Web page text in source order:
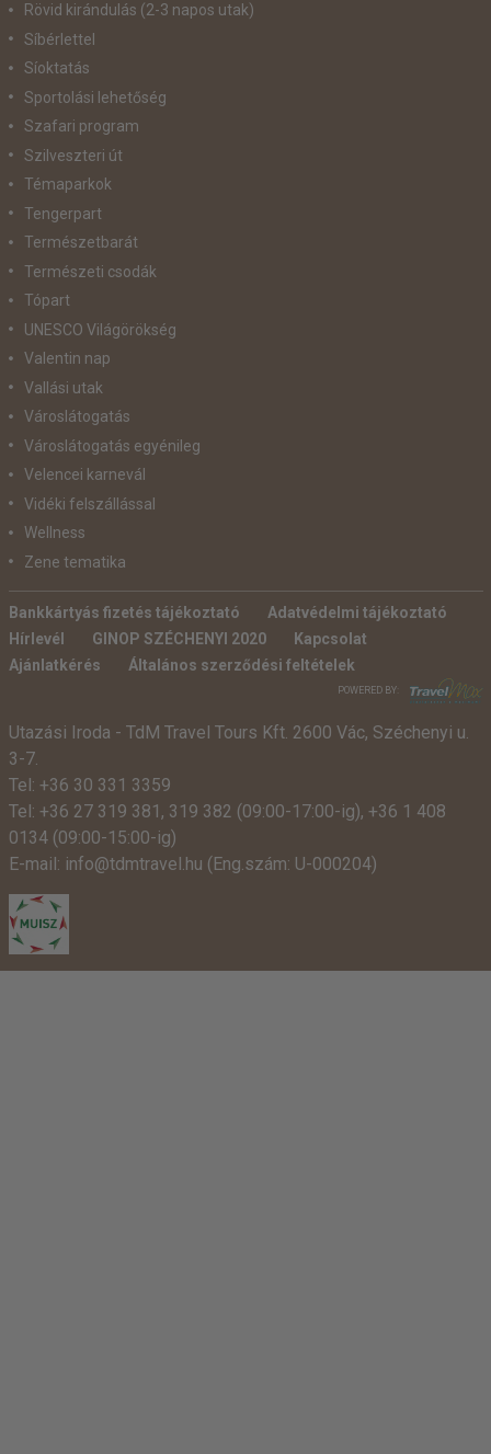
Rövid kirándulás (2-3 napos utak)
Síbérlettel
Síoktatás
Sportolási lehetőség
Szafari program
Szilveszteri út
Témaparkok
Tengerpart
Természetbarát
Természeti csodák
Tópart
UNESCO Világörökség
Valentin nap
Vallási utak
Városlátogatás
Városlátogatás egyénileg
Velencei karnevál
Vidéki felszállással
Wellness
Zene tematika
Bankkártyás fizetés tájékoztató
Adatvédelmi tájékoztató
Hírlevél
GINOP SZÉCHENYI 2020
Kapcsolat
Ajánlatkérés
Általános szerződési feltételek
POWERED BY:
Utazási Iroda - TdM Travel Tours Kft. 2600 Vác, Széchenyi u.
3-7.
Tel: +36 30 331 3359
Tel: +36 27 319 381 , 319 382 (09:00-17:00-ig), +36 1 408
0134 (09:00-15:00-ig)
E-mail: info@tdmtravel.hu (Eng.szám: U-000204)